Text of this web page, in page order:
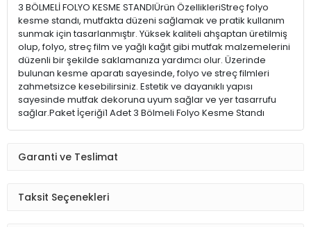
3 BÖLMELİ FOLYO KESME STANDIÜrün ÖzellikleriStreç folyo
kesme standı, mutfakta düzeni sağlamak ve pratik kullanım
sunmak için tasarlanmıştır. Yüksek kaliteli ahşaptan üretilmiş
olup, folyo, streç film ve yağlı kağıt gibi mutfak malzemelerini
düzenli bir şekilde saklamanıza yardımcı olur. Üzerinde
bulunan kesme aparatı sayesinde, folyo ve streç filmleri
zahmetsizce kesebilirsiniz. Estetik ve dayanıklı yapısı
sayesinde mutfak dekoruna uyum sağlar ve yer tasarrufu
sağlar.Paket İçeriği1 Adet 3 Bölmeli Folyo Kesme Standı
Garanti ve Teslimat
Taksit Seçenekleri